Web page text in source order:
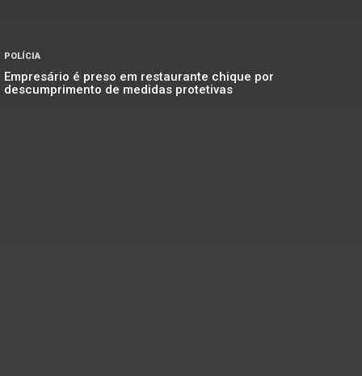
POLÍCIA
Empresário é preso em restaurante chique por
descumprimento de medidas protetivas